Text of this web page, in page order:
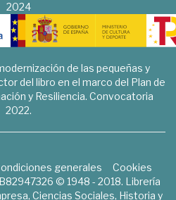
2024
de las pequeñas y
del libro en el marco del Plan de
y Resiliencia. Convocatoria
2022.
generales
Cookies
© 1948 - 2018. Librería
Ciencias Sociales, Historia y